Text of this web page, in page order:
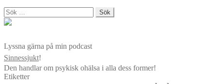
Sök
efter:
Lyssna gärna på min podcast
Sinnessjukt!
Den handlar om psykisk ohälsa i alla dess former!
Etiketter